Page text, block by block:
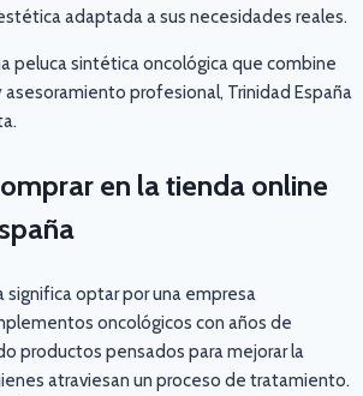
adaptada a sus necesidades reales.
peluca sintética oncológica que combine
profesional, Trinidad España
en la tienda online
significa optar por una empresa
oncológicos con años de
productos pensados para mejorar la
atraviesan un proceso de tratamiento.